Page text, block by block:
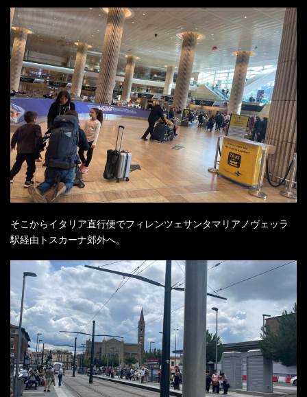
そこからイタリア直行便でフィレンツェサンタマリアノヴェッラ
駅経由トスカーナ郊外へ。